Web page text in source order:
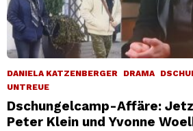
DANIELA KATZENBERGER DRAMA
UNTREUE
Dschungelcamp-Affäre:
Peter Klein und Yvonne